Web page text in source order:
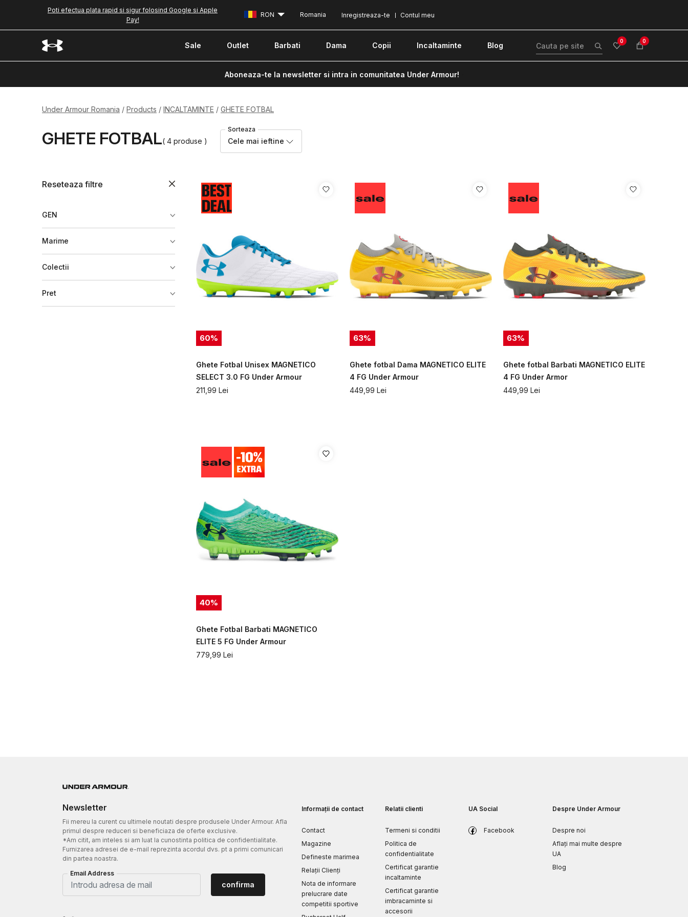
Poti efectua plata rapid si sigur folosind Google si Apple
Pay!
Contul meu
Inregistreaza-te
RON Romania
Sale Outlet Barbati Dama Copii Incaltaminte Blog 0 0
Aboneaza-te la newsletter si intra in comunitatea Under Armour!
Under Armour Romania Products INCALTAMINTE GHETE FOTBAL
GHETE FOTBAL( 4 produse )
Sorteaza
Cele mai ieftine
Reseteaza filtre
GEN
Marime
Colectii
Pret
60%
Ghete Fotbal Unisex MAGNETICO
SELECT 3.0 FG Under Armour
211,99 Lei
63%
Ghete fotbal Dama MAGNETICO ELITE
4 FG Under Armour
449,99 Lei
63%
Ghete fotbal Barbati MAGNETICO ELITE
4 FG Under Armor
449,99 Lei
40%
Ghete Fotbal Barbati MAGNETICO
ELITE 5 FG Under Armour
779,99 Lei
Newsletter
Fii mereu la curent cu ultimele noutati despre produsele Under Armour. Afla
primul despre reduceri si beneficiaza de oferte exclusive.
*Am citit, am inteles si am luat la cunostinta politica de confidentialitate.
Furnizarea adresei de e-mail reprezinta acordul dvs. pt a primi comunicari
din partea noastra.
Email Address
confirma
Informații de contact
Contact
Magazine
Defineste marimea
Relații Clienți
Nota de informare
prelucrare date
competitii sportive
Relatii clienti
Termeni si conditii
Politica de
confidentialitate
Certificat garantie
incaltaminte
Certificat garantie
imbracaminte si
accesorii
UA Social
Facebook
Despre Under Armour
Despre noi
Aflați mai multe despre
UA
Blog